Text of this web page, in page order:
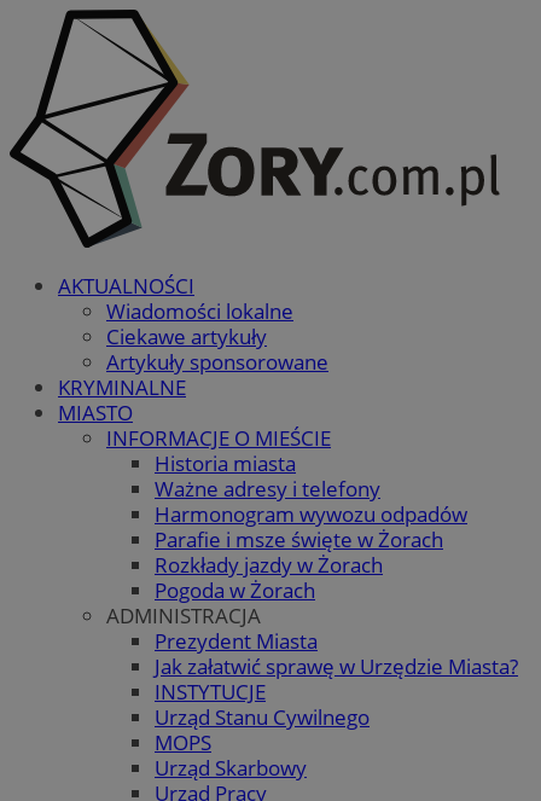
AKTUALNOŚCI
Wiadomości lokalne
Ciekawe artykuły
Artykuły sponsorowane
KRYMINALNE
MIASTO
INFORMACJE O MIEŚCIE
Historia miasta
Ważne adresy i telefony
Harmonogram wywozu odpadów
Parafie i msze święte w Żorach
Rozkłady jazdy w Żorach
Pogoda w Żorach
ADMINISTRACJA
Prezydent Miasta
Jak załatwić sprawę w Urzędzie Miasta?
INSTYTUCJE
Urząd Stanu Cywilnego
MOPS
Urząd Skarbowy
Urząd Pracy